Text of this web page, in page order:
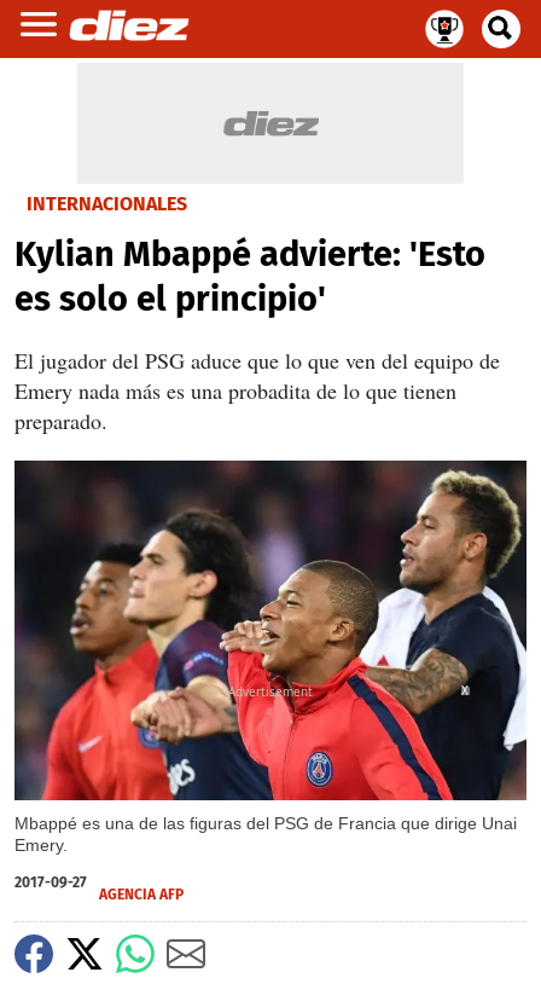
INTERNACIONALES
Kylian Mbappé advierte: 'Esto
es solo el principio'
El jugador del PSG aduce que lo que ven del equipo de
Emery nada más es una probadita de lo que tienen
preparado.
Mbappé es una de las figuras del PSG de Francia que dirige Unai
Emery.
X
2017-09-27
AGENCIA AFP